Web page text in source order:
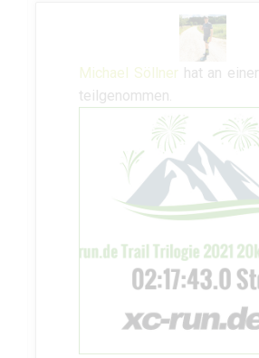
Michael Söllnerhat an einer
teilgenommen.